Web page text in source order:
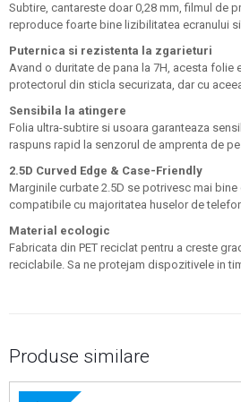
Subtire, cantareste doar 0,28 mm, filmul de
reproduce foarte bine lizibilitatea ecranului
Puternica si rezistenta la zgarieturi
Avand o duritate de pana la 7H, acesta folie
protectorul din sticla securizata, dar cu
Sensibila la atingere
Folia ultra-subtire si usoara garanteaza
raspuns rapid la senzorul de amprenta de
2.5D Curved Edge & Case-Friendly
Marginile curbate 2.5D se potrivesc mai bine
compatibile cu majoritatea huselor de
Material ecologic
Fabricata din PET reciclat pentru a creste
reciclabile. Sa ne protejam dispozitivele in
Produse similare